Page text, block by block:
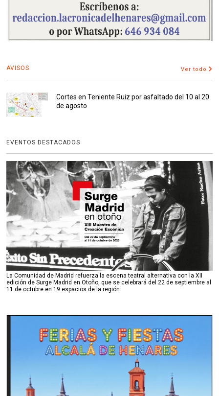
AVISOS Ver todo
Cortes en Teniente Ruiz por asfaltado del 10 al 20
de agosto
EVENTOS DESTACADOS
La Comunidad de Madrid refuerza la escena teatral alternativa con la XII
edición de Surge Madrid en Otoño, que se celebrará del 22 de septiembre al
11 de octubre en 19 espacios de la región.